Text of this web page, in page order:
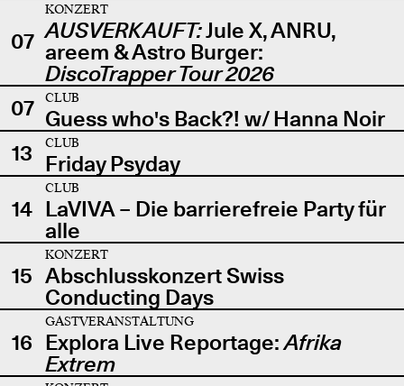
07
KONZERT
AUSVERKAUFT:Jule X, ANRU,
areem & Astro Burger:
DiscoTrapper Tour 2026
07
CLUB
Guess who's Back?! w/ Hanna Noir
13
CLUB
Friday Psyday
14
CLUB
LaVIVA – Die barrierefreie Party für
alle
15
KONZERT
Abschlusskonzert Swiss
Conducting Days
16
GASTVERANSTALTUNG
Explora Live Reportage:Afrika
Extrem